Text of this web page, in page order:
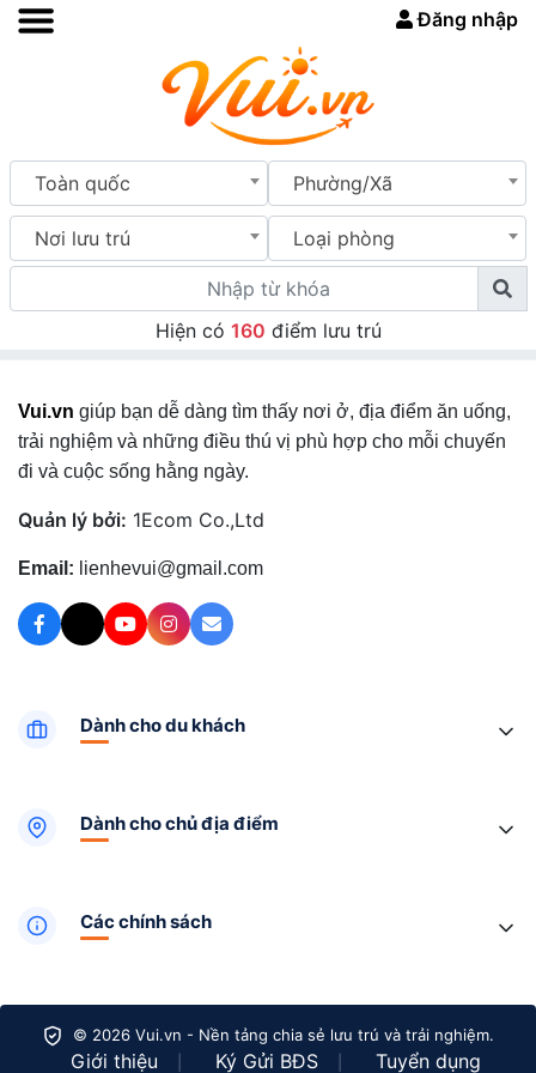
Đăng nhập
Toàn quốc Phường/Xã
Nơi lưu trú Loại phòng
Hiện có 160 điểm lưu trú
Vui.vn giúp bạn dễ dàng tìm thấy nơi ở, địa điểm ăn uống,
trải nghiệm và những điều thú vị phù hợp cho mỗi chuyến
đi và cuộc sống hằng ngày.
Quản lý bởi: 1Ecom Co.,Ltd
Email: lienhevui@gmail.com
Dành cho du khách
Dành cho chủ địa điểm
Các chính sách
© 2026 Vui.vn - Nền tảng chia sẻ lưu trú và trải nghiệm.
Giới thiệu Ký Gửi BĐS Tuyển dụng